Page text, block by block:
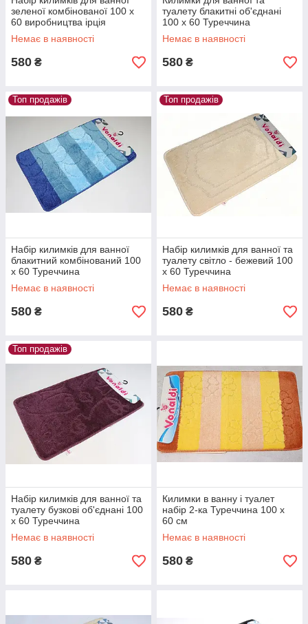
зеленої комбінованої 100 х
60 виробництва ірція
Немає в наявності
580 ₴
туалету блакитні об'єднані
100 х 60 Туреччина
Немає в наявності
580 ₴
Топ продажів
Набір килимків для ванної
блакитний комбінований 100
х 60 Туреччина
Немає в наявності
580 ₴
Топ продажів
Набір килимків для ванної та
туалету світло - бежевий 100
х 60 Туреччина
Немає в наявності
580 ₴
Топ продажів
Набір килимків для ванної та
туалету бузкові об'єднані 100
х 60 Туреччина
Немає в наявності
580 ₴
Килимки в ванну і туалет
набір 2-ка Туреччина 100 х
60 см
Немає в наявності
580 ₴